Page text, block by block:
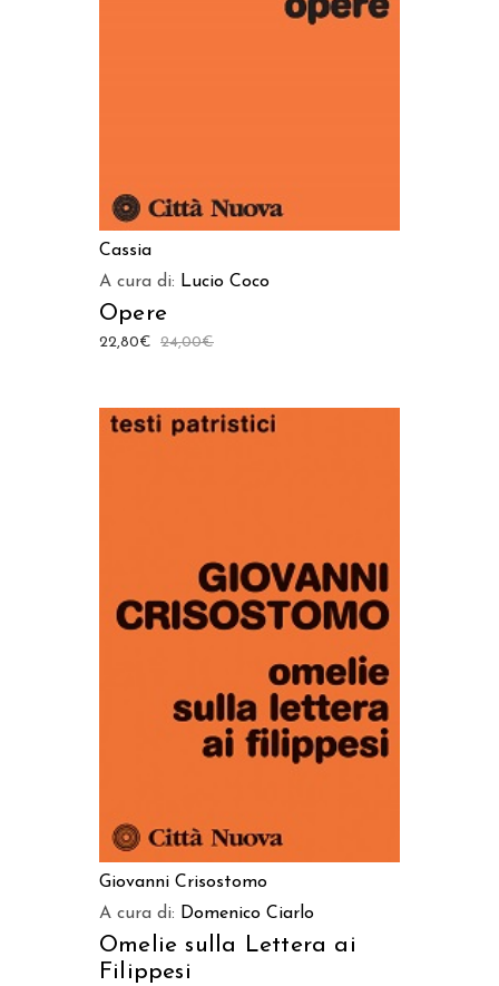
AGGIUNGI AL CARRELLO
Cassia
A cura di: Lucio Coco
Opere
24,00€
22,80€
AGGIUNGI AL CARRELLO
Giovanni Crisostomo
A cura di: Domenico Ciarlo
Omelie sulla Lettera ai
Filippesi